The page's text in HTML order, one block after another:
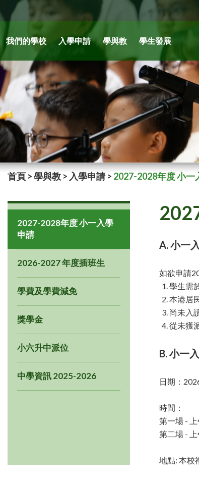
我們的學校 入學申請 學與教 學生發展
首頁 >學與教 > 入學申請> 2027-2028年度 小一
2027-2028年度 小一入學
申請
2026-2027 年度插班生
學費及學費減免
獎學金
小六升中派位
中學資訊 2025-2026
A. 小一
如欲申請
學生需
本港居
尚未入
從未獲
B. 小一
日期：
時間：
第一場 -
第二場 -
地點: 本校